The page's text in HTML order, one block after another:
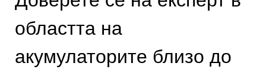
областта на
акумулаторите близо до